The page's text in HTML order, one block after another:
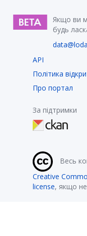
Якщо ви
будь
API
Політика
Про портал
За підтримки
Весь
Creative
license, якщо